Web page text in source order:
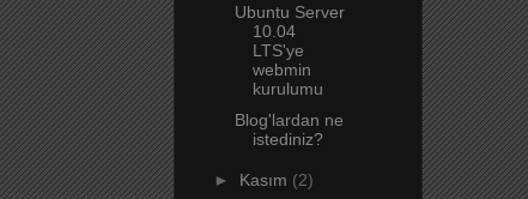
Ubuntu Server
10.04
LTS'ye
webmin
kurulumu
Blog'lardan ne
istediniz?
► Kasım (2)